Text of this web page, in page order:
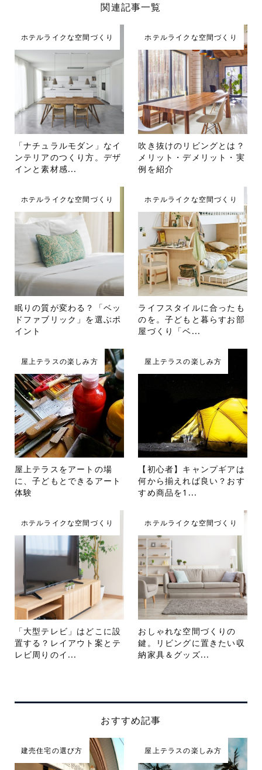
関連記事一覧
ホテルライクな空間づくり
「ナチュラルモダン」なイ
ンテリアのつくり方。デザ
インと素材感...
ホテルライクな空間づくり
吹き抜けのリビングとは？
メリット・デメリット・実
例を紹介
ホテルライクな空間づくり
眠りの質が変わる？「ベッ
ドファブリック」を選ぶポ
イント
ホテルライクな空間づくり
ライフスタイルに合ったも
のを。子どもと暮らすお部
屋づくり「ベ...
屋上テラスの楽しみ方
屋上テラスをアートの場
に、子どもとできるアート
体験
屋上テラスの楽しみ方
【初心者】キャンプギアは
何から揃えれば良い？おす
すめ商品を1...
ホテルライクな空間づくり
「大型テレビ」はどこに設
置する？レイアウト案とテ
レビ周りのイ...
ホテルライクな空間づくり
おしゃれな空間づくりの
鍵。リビングに置きたい収
納家具＆グッズ...
おすすめ記事
建売住宅の選び方 屋上テラスの楽しみ方